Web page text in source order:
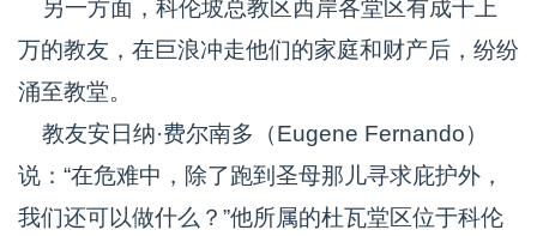
另一方面，科伦坡总教区西岸各堂区有成千上
万的教友，在巨浪冲走他们的家庭和财产后，纷纷
涌至教堂。
教友安日纳·费尔南多（Eugene Fernando）
说：“在危难中，除了跑到圣母那儿寻求庇护外，
我们还可以做什么？”他所属的杜瓦堂区位于科伦